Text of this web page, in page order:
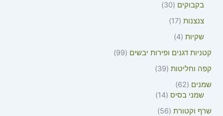
בקבוקים
30
צנצנות 17
שקיות 4
קטניות דגנים ופירות יבשים
99
קפה וחליטות 39
שמנים
62
שמני בסיס 14
שרף וקטורת 56